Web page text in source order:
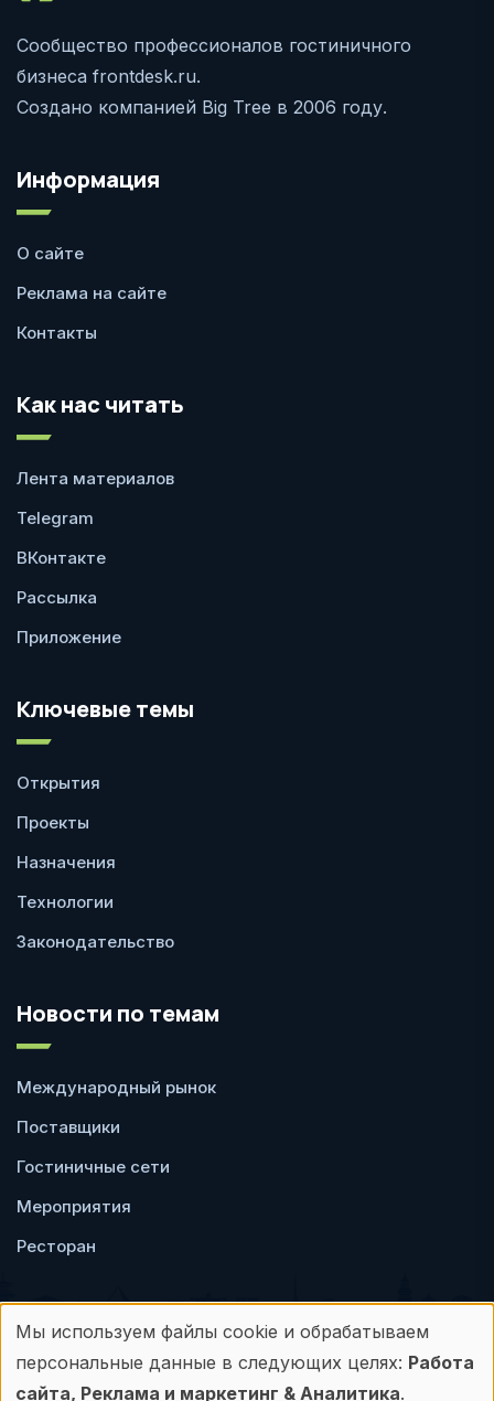
Сообщество профессионалов гостиничного
бизнеса frontdesk.ru.
Создано компанией Big Tree в 2006 году.
Информация
О сайте
Реклама на сайте
Контакты
Как нас читать
Лента материалов
Telegram
ВКонтакте
Рассылка
Приложение
Ключевые темы
Открытия
Проекты
Назначения
Технологии
Законодательство
Новости по темам
Международный рынок
Поставщики
Гостиничные сети
Мероприятия
Ресторан
Пользовательское
Политика
Использование
Мы используем файлы cookie и обрабатываем
персональные данные в следующих целях: Работа
сайта, Реклама и маркетинг & Аналитика.